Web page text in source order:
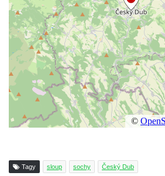
Místě
Sloup se sochami Ukřižovaného a
Panny Marie u hřbitova v Místě
Sloup se sochou Ukřižovaného u
Místě
Pilíř s Ukřižovaným a reliéfem Bolestné
Panny Marie v Místě
Sloup s kaplicemi v Místě
Sloup se sochou Ukřižovaného v Místě
Tagy sloup sochy Český Dub